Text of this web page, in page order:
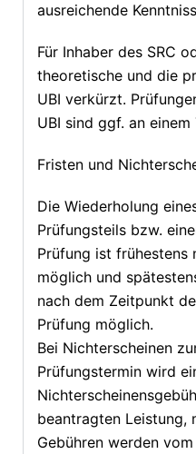
ausreichende
Für Inhaber des SRC
theoretische und die
UBI verkürzt.
UBI sind ggf. an
Fristen und
Die Wiederholung
Prüfungsteils bzw.
Prüfung ist frühestens
möglich und
nach dem Zeitpunkt
Prüfung möglich.
Bei Nichterscheinen
Prüfungstermin wird
beantragten Leistung,
Gebühren werden